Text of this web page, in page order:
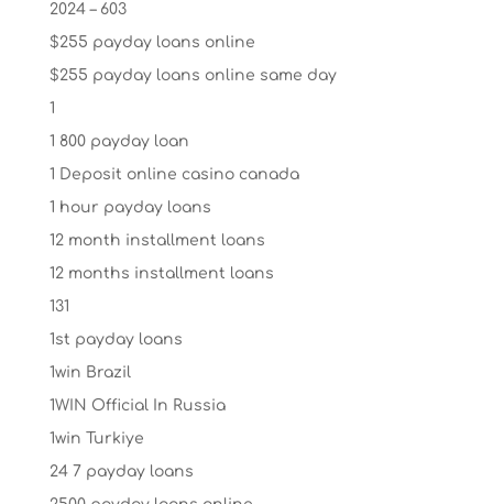
2024 – 603
$255 payday loans online
$255 payday loans online same day
1
1 800 payday loan
1 Deposit online casino canada
1 hour payday loans
12 month installment loans
12 months installment loans
131
1st payday loans
1win Brazil
1WIN Official In Russia
1win Turkiye
24 7 payday loans